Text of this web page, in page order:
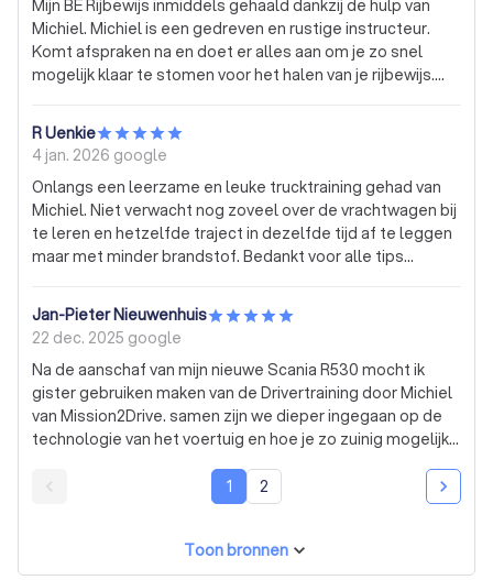
Mijn BE Rijbewijs inmiddels gehaald dankzij de hulp van
Michiel. Michiel is een gedreven en rustige instructeur.
Komt afspraken na en doet er alles aan om je zo snel
mogelijk klaar te stomen voor het halen van je rijbewijs.
R Uenkie
4 jan. 2026 google
Onlangs een leerzame en leuke trucktraining gehad van
Michiel. Niet verwacht nog zoveel over de vrachtwagen bij
te leren en hetzelfde traject in dezelfde tijd af te leggen
maar met minder brandstof. Bedankt voor alle tips
Jan-Pieter Nieuwenhuis
22 dec. 2025 google
Na de aanschaf van mijn nieuwe Scania R530 mocht ik
gister gebruiken maken van de Drivertraining door Michiel
van Mission2Drive. samen zijn we dieper ingegaan op de
technologie van het voertuig en hoe je zo zuinig mogelijk
thuis aan de keukentafel, Waar Alles duidelijk en begripvol
werd uitgelegd, hebben we samen een ronde gemaakt
mij weer duidelijk en rustig uitgelegd. Zuinig rijden en
1 2
Toon bronnen